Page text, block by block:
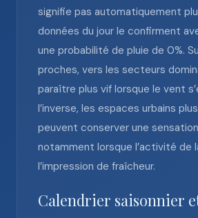
signifie pas automatiquement
données du jour le confirment
une probabilité de pluie de 0%.
proches, vers les secteurs
paraître plus vif lorsque le vent
l’inverse, les espaces urbains
peuvent conserver une
notamment lorsque l’activité de
l’impression de fraîcheur.
Calendrier saisonnier